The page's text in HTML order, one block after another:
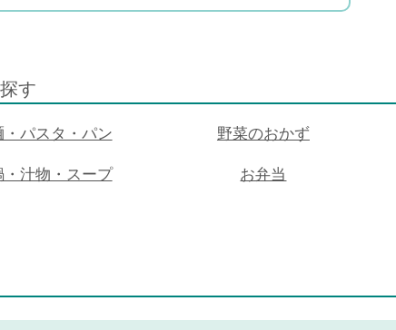
す
・パスタ・パン 野菜のおかず
・汁物・スープ お弁当